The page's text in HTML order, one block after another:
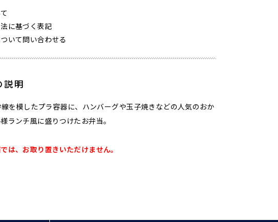
に基づく表記
いて問い合わせる
説明
を模したプラ容器に、ハンバーグや玉子焼きなどの人気のおか
ランチ風に盛りつけたお弁当。
は、お取り置きいただけません。